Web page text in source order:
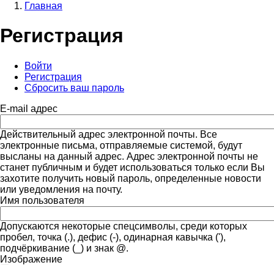
навигации
Главная
Регистрация
Главные
вкладки
Войти
Регистрация
вкладка)
Сбросить ваш пароль
E-mail адрес
Действительный адрес электронной почты. Все
электронные письма, отправляемые системой, будут
высланы на данный адрес. Адрес электронной почты не
станет публичным и будет использоваться только если Вы
захотите получить новый пароль, определенные новости
или уведомления на почту.
Имя пользователя
Допускаются некоторые спецсимволы, среди которых
пробел, точка (.), дефис (-), одинарная кавычка ('),
подчёркивание (_) и знак @.
Изображение